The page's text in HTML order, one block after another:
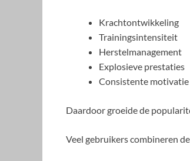
Krachtontwikkeling
Trainingsintensiteit
Herstelmanagement
Explosieve prestaties
Consistente motivatie
Daardoor groeide de
Veel gebruikers combineren